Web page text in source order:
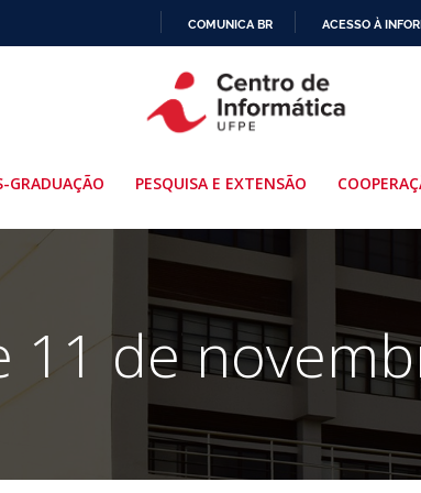
PARA
O
COMUNICA BR ACESSO À
GRADUAÇÃO PESQUISA E EXTENSÃO
11 de